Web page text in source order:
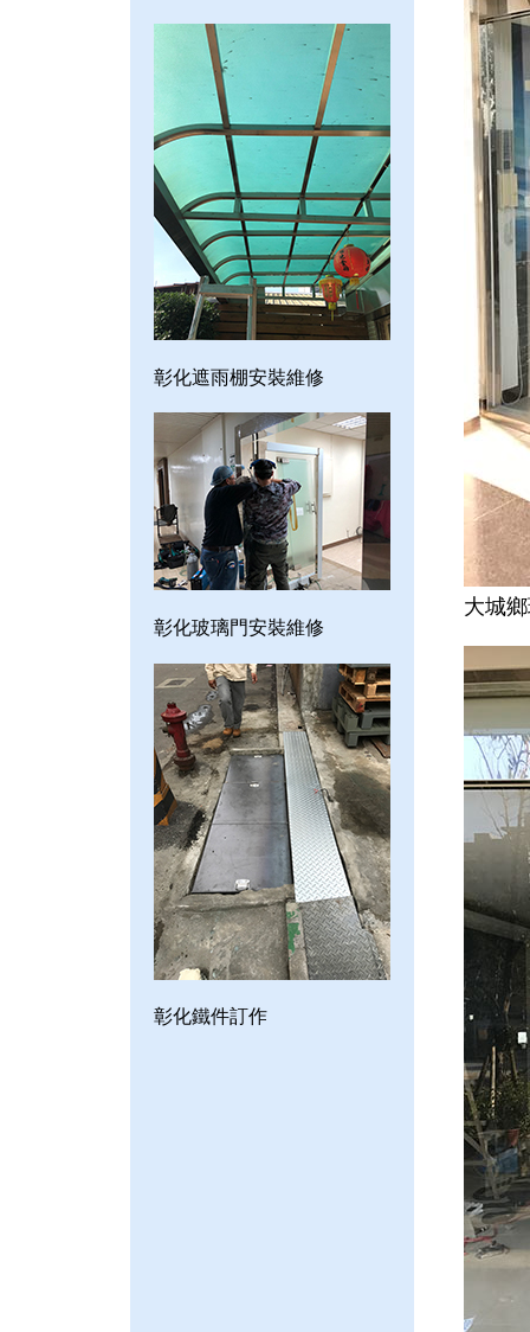
彰化遮雨棚安裝維修
彰化玻璃門安裝維修
彰化鐵件訂作
大城